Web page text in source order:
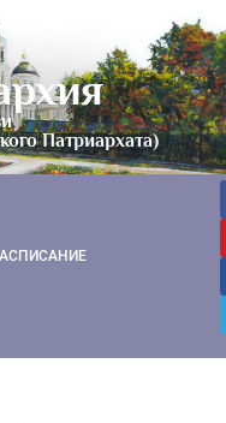
Патриархата)